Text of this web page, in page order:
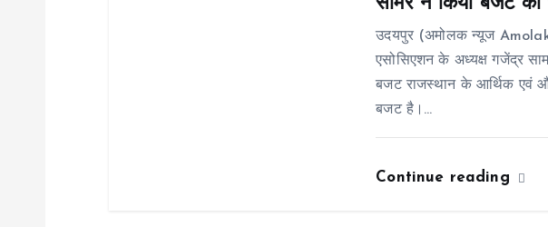
उदयपुर (अमोलक न्यूज
एसोसिएशन के अध्यक्ष गजेंद्र
बजट राजस्थान के आर्थिक एवं
बजट है।…
Continue reading